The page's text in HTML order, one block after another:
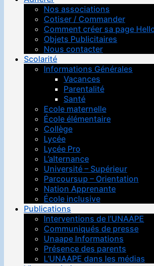
Nos associations
Cotiser / Commander
Comment créer sa page
Objets Publicitaires
Nous contacter
Scolarité
Informations Générales
Vacances
Parentalité
Santé
Ecole maternelle
École élémentaire
Collège
Lycée
Lycée Pro
L’alternance
Université – Supérieur
Parcoursup – Orientation
Nation Apprenante
École inclusive
Publications
Interventions de l’UNAAPE
Communiqués de presse
Unaape Informations
Présence des parents
L’UNAAPE dans les médias